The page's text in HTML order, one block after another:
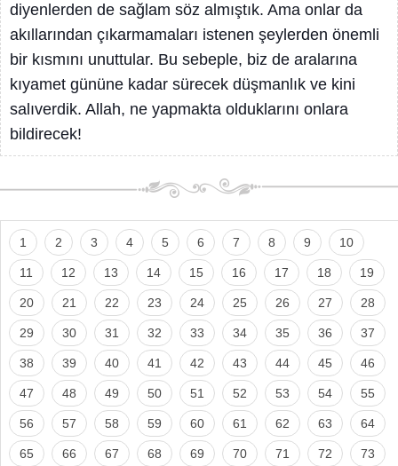
diyenlerden de sağlam söz almıştık. Ama onlar da
akıllarından çıkarmamaları istenen şeylerden önemli
bir kısmını unuttular. Bu sebeple, biz de aralarına
kıyamet gününe kadar sürecek düşmanlık ve kini
salıverdik. Allah, ne yapmakta olduklarını onlara
bildirecek!
1 2 3 4 5 6 7 8 9 10
11 12 13 14 15 16 17 18 19
20 21 22 23 24 25 26 27 28
29 30 31 32 33 34 35 36 37
38 39 40 41 42 43 44 45 46
47 48 49 50 51 52 53 54 55
56 57 58 59 60 61 62 63 64
65 66 67 68 69 70 71 72 73